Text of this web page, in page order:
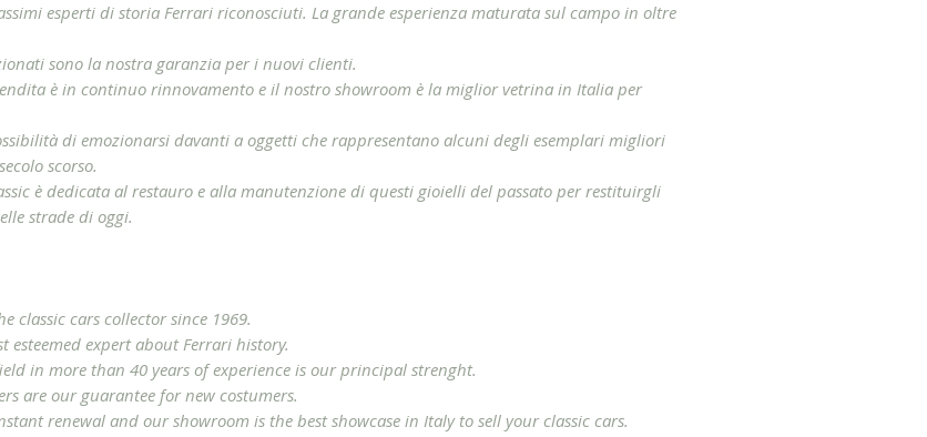
esperti di storia Ferrari riconosciuti. La grande esperienza maturata sul campo in oltre
sono la nostra garanzia per i nuovi clienti.
è in continuo rinnovamento e il nostro showroom è la miglior vetrina in Italia per
di emozionarsi davanti a oggetti che rappresentano alcuni degli esemplari migliori
scorso.
è dedicata al restauro e alla manutenzione di questi gioielli del passato per restituirgli
strade di oggi.
classic cars collector since 1969.
esteemed expert about Ferrari history.
in more than 40 years of experience is our principal strenght.
are our guarantee for new costumers.
renewal and our showroom is the best showcase in Italy to sell your classic cars.